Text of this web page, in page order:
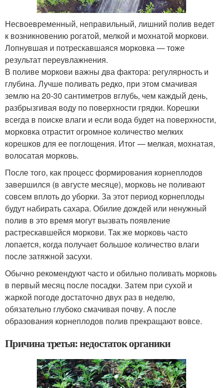
Несвоевременный, неправильный, лишний полив ведет
к возникновению рогатой, мелкой и мохнатой моркови.
Лопнувшая и потрескавшаяся морковка — тоже
результат переувлажнения.
В поливе моркови важны два фактора: регулярность и
глубина. Лучше поливать редко, при этом смачивая
землю на 20-30 сантиметров вглубь, чем каждый день,
разбрызгивая воду по поверхности грядки. Корешки
всегда в поиске влаги и если вода будет на поверхности,
морковка отрастит огромное количество мелких
корешков для ее поглощения. Итог — мелкая, мохнатая,
волосатая морковь.
После того, как процесс формирования корнеплодов
завершился (в августе месяце), морковь не поливают
совсем вплоть до уборки. За этот период корнеплоды
будут набирать сахара. Обилие дождей или ненужный
полив в это время могут вызвать появление
растрескавшейся моркови. Так же морковь часто
лопается, когда получает большое количество влаги
после затяжной засухи.
Обычно рекомендуют часто и обильно поливать морковь
в первый месяц после посадки. Затем при сухой и
жаркой погоде достаточно двух раз в неделю,
обязательно глубоко смачивая почву. А после
образования корнеплодов полив прекращают вовсе.
Причина третья: недостаток органики